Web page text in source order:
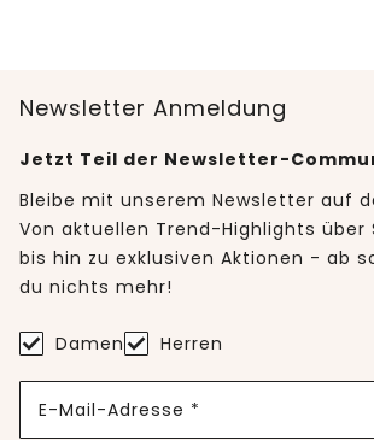
Newsletter Anmeldung
Jetzt Teil der Newsletter-
Bleibe mit unserem Newsletter auf
Von aktuellen Trend-Highlights über
bis hin zu exklusiven Aktionen - ab
du nichts mehr!
Damen Herren
E-Mail-Adresse *